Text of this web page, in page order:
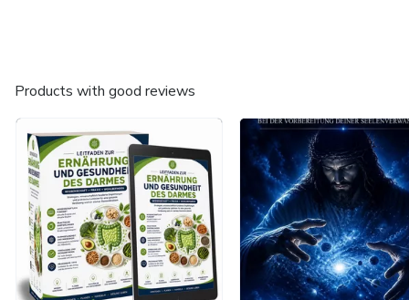
Products with good reviews